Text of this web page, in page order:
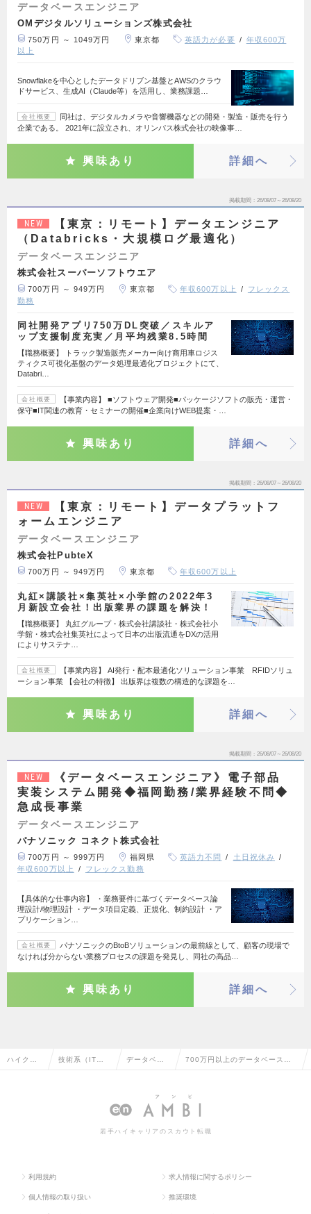
データベースエンジニア
OMデジタルソリューションズ株式会社
750万円 ～ 1049万円 東京都 英語力が必要
年収600万
以上
Snowflakeを中心としたデータドリブン基盤とAWSのクラウ
ドサービス、生成AI（Claude等）を活用し、業務課題…
会社概要
同社は、デジタルカメラや音響機器などの開発・製造・販売を行う
企業である。 2021年に設立され、オリンパス株式会社の映像事…
興味あり 詳細へ
掲載期間 26/08/07～26/08/20
NEW
【東京：リモート】データエンジニア
（Databricks・大規模ログ最適化）
データベースエンジニア
株式会社スーパーソフトウエア
700万円 ～ 949万円 東京都 年収600万以上
フレックス
勤務
同社開発アプリ750万DL突破／スキルア
ップ支援制度充実／月平均残業8.5時間
【職務概要】 トラック製造販売メーカー向け商用車ロジス
ティクス可視化基盤のデータ処理最適化プロジェクトにて、
Databri…
会社概要
【事業内容】 ■ソフトウェア開発■パッケージソフトの販売・運営・
保守■IT関連の教育・セミナーの開催■企業向けWEB提案・…
興味あり 詳細へ
掲載期間 26/08/07～26/08/20
NEW
【東京：リモート】データプラットフ
ォームエンジニア
データベースエンジニア
株式会社PubteX
700万円 ～ 949万円 東京都 年収600万以上
丸紅×講談社×集英社×小学館の2022年3
月新設立会社！出版業界の課題を解決！
【職務概要】 丸紅グループ・株式会社講談社・株式会社小
学館・株式会社集英社によって日本の出版流通をDXの活用
によりサステナ…
会社概要
【事業内容】 AI発行・配本最適化ソリューション事業 RFIDソリュ
ーション事業 【会社の特徴】 出版界は複数の構造的な課題を…
興味あり 詳細へ
掲載期間 26/08/07～26/08/20
NEW
《データベースエンジニア》電子部品
実装システム開発◆福岡勤務/業界経験不問◆
急成長事業
データベースエンジニア
パナソニック コネクト株式会社
700万円 ～ 999万円 福岡県 英語力不問
土日祝休み
年収600万以上
フレックス勤務
【具体的な仕事内容】 ・業務要件に基づくデータベース論
理設計/物理設計 ・データ項目定義、正規化、制約設計 ・ア
プリケーション…
会社概要
パナソニックのBtoBソリューションの最前線として、顧客の現場で
なければ分からない業務プロセスの課題を発見し、同社の高品…
興味あり 詳細へ
ハイクラ 技術系（IT・W データベー
ア
700万円以上のデータベースエ
若手ハイキャリアのスカウト転職
利用規約 求人情報に関するポリシー
個人情報の取り扱い 推奨環境